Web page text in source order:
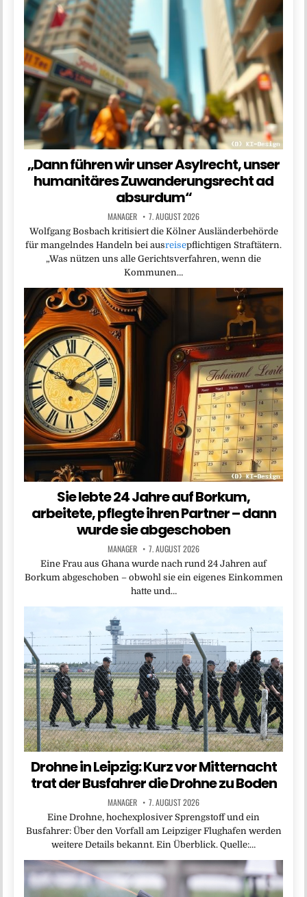
„Dann führen wir unser Asylrecht, unser
humanitäres Zuwanderungsrecht ad
absurdum“
MANAGER 7. AUGUST 2026
Wolfgang Bosbach kritisiert die Kölner Ausländerbehörde
für mangelndes Handeln bei ausreisepflichtigen Straftätern.
„Was nützen uns alle Gerichtsverfahren, wenn die
Kommunen…
Sie lebte 24 Jahre auf Borkum,
arbeitete, pflegte ihren Partner – dann
wurde sie abgeschoben
MANAGER 7. AUGUST 2026
Eine Frau aus Ghana wurde nach rund 24 Jahren auf
Borkum abgeschoben – obwohl sie ein eigenes Einkommen
hatte und…
Drohne in Leipzig: Kurz vor Mitternacht
trat der Busfahrer die Drohne zu Boden
MANAGER 7. AUGUST 2026
Eine Drohne, hochexplosiver Sprengstoff und ein
Busfahrer: Über den Vorfall am Leipziger Flughafen werden
weitere Details bekannt. Ein Überblick. Quelle:…